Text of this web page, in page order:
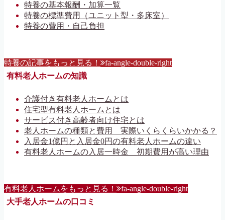
特養の基本報酬・加算一覧
特養の標準費用（ユニット型・多床室）
特養の費用・自己負担
特養の記事をもっと見る！ fa-angle-double-right
有料老人ホームの知識
介護付き有料老人ホームとは
住宅型有料老人ホームとは
サービス付き高齢者向け住宅とは
老人ホームの種類と費用 実際いくらくらいかかる？
入居金1億円と入居金0円の有料老人ホームの違い
有料老人ホームの入居一時金 初期費用が高い理由
有料老人ホームをもっと見る！ fa-angle-double-right
大手老人ホームの口コミ